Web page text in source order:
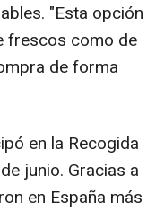
"Esta opción
frescos como de
de forma
en la Recogida
junio. Gracias a
en España más